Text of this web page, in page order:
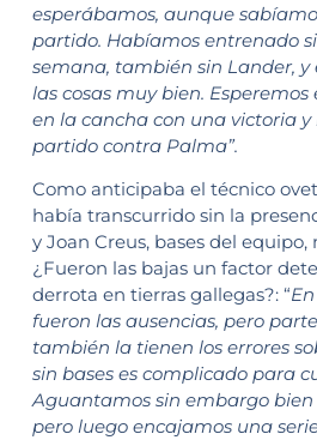
esperábamos, aunque
partido. Habíamos entrenado
semana, también sin Lander, y
las cosas muy bien.
en la cancha con una victoria y
partido contra Palma”.
Como anticipaba el técnico
había transcurrido sin la
y Joan Creus, bases del equipo,
¿Fueron las bajas un factor
derrota en tierras gallegas?: “
fueron las ausencias, pero
también la tienen los errores
sin bases es complicado para
Aguantamos sin embargo bien
pero luego encajamos una